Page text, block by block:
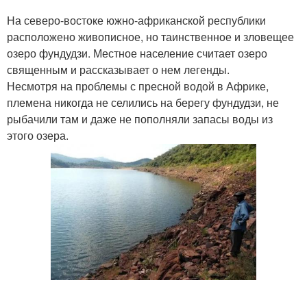
На северо-востоке южно-африканской республики
расположено живописное, но таинственное и зловещее
озеро фундудзи. Местное население считает озеро
священным и рассказывает о нем легенды.
Несмотря на проблемы с пресной водой в Африке,
племена никогда не селились на берегу фундудзи, не
рыбачили там и даже не пополняли запасы воды из
этого озера.